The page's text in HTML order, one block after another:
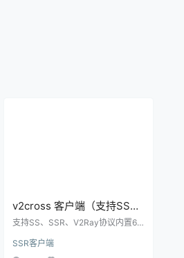
v2cross 客户端（支持SS、
SSR、V2Ray协议，内置
支持SS、SSR、V2Ray协议内置60
址 本地下载地址（根据APP编译架
构下载） arm64-v8a armeabi-v7a
SSR客户端